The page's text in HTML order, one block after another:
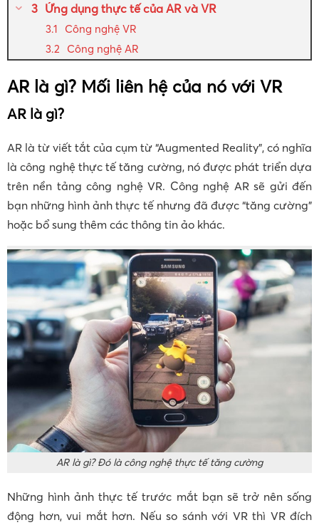
Ứng dụng thực tế của AR và VR
Công nghệ VR
Công nghệ AR
AR là gì? Mối liên hệ của nó với VR
AR là gì?
AR là từ viết tắt của cụm từ “Augmented Reality”, có nghĩa
là công nghệ thực tế tăng cường, nó được phát triển dựa
trên nền tảng công nghệ VR. Công nghệ AR sẽ gửi đến
bạn những hình ảnh thực tế nhưng đã được “tăng cường”
hoặc bổ sung thêm các thông tin ảo khác.
AR là gì? Đó là công nghệ thực tế tăng cường
Những hình ảnh thực tế trước mắt bạn sẽ trở nên sống
động hơn, vui mắt hơn. Nếu so sánh với VR thì VR đích